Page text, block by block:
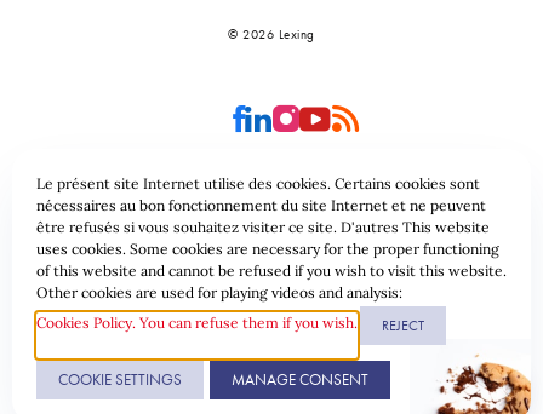
© 2026 Lexing
Seitenübersicht Allgemeine geschäftsbedingungen
Datenschutzrichtlinie & Cookies
Website erstellt durch
Le présent site Internet utilise des cookies. Certains cookies sont
nécessaires au bon fonctionnement du site Internet et ne peuvent
être refusés si vous souhaitez visiter ce site. D'autres This website
uses cookies. Some cookies are necessary for the proper functioning
of this website and cannot be refused if you wish to visit this website.
Other cookies are used for playing videos and analysis:
Cookies Policy. You can refuse them if you wish.
REJECT
COOKIE SETTINGS MANAGE CONSENT